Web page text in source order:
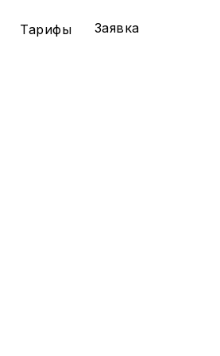
Заявка
Тарифы